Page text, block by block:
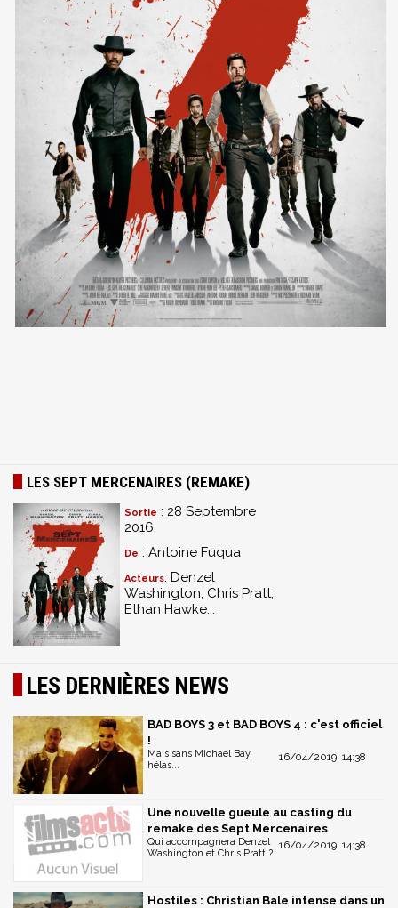
LES SEPT MERCENAIRES (REMAKE)
Sortie : 28 Septembre
2016
De : Antoine Fuqua
Acteurs: Denzel
Washington, Chris Pratt,
Ethan Hawke...
LES DERNIÈRES NEWS
BAD BOYS 3 et BAD BOYS 4 : c'est officiel
!
16/04/2019, 14:38
Mais sans Michael Bay,
hélas...
Une nouvelle gueule au casting du
remake des Sept Mercenaires
16/04/2019, 14:38
Qui accompagnera Denzel
Washington et Chris Pratt ?
Hostiles : Christian Bale intense dans un